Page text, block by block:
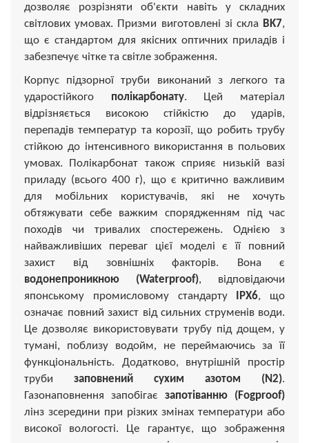
дозволяє розрізняти об'єкти навіть у складних
світлових умовах. Призми виготовлені зі скла BK7,
що є стандартом для якісних оптичних приладів і
забезпечує чітке та світле зображення.
Корпус підзорної труби виконаний з легкого та
ударостійкого полікарбонату. Цей матеріал
відрізняється високою стійкістю до ударів,
перепадів температур та корозії, що робить трубу
стійкою до інтенсивного використання в польових
умовах. Полікарбонат також сприяє низькій вазі
приладу (всього 400 г), що є критично важливим
для мобільних користувачів, які не хочуть
обтяжувати себе важким спорядженням під час
походів чи тривалих спостережень. Однією з
найважливіших переваг цієї моделі є її повний
захист від зовнішніх факторів. Вона є
водонепроникною (Waterproof), відповідаючи
японському промисловому стандарту
IPX6, що
означає повний захист від сильних струменів води.
Це дозволяє використовувати трубу під дощем, у
тумані, поблизу водойм, не переймаючись за її
функціональність. Додатково, внутрішній простір
труби заповнений сухим азотом (N2).
Газонаповнення запобігає запотіванню (Fogproof)
лінз зсередини при різких змінах температури або
високої вологості. Це гарантує, що зображення